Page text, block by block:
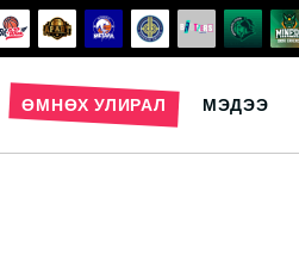
ӨМНӨХ УЛИРАЛ МЭДЭЭ